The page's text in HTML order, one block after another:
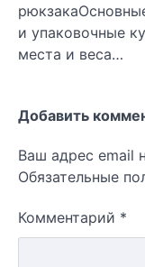
и упаковочные
места и веса…
Добавить
Ваш адрес email
Обязательные
Комментарий *